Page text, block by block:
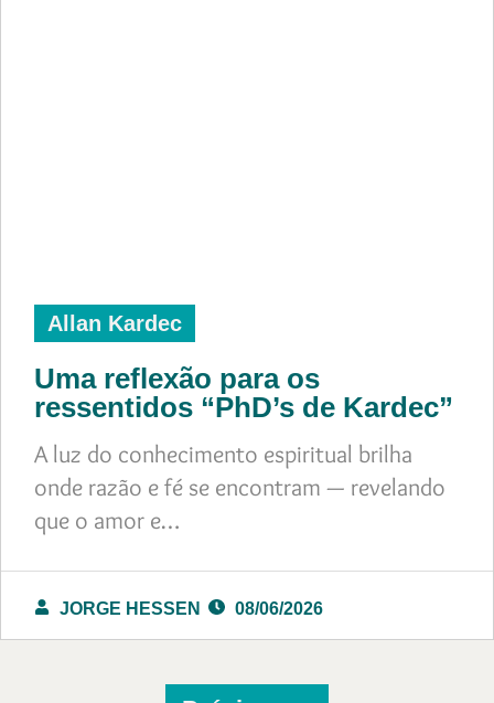
Allan Kardec
Uma reflexão para os
ressentidos “PhD’s de Kardec”
A luz do conhecimento espiritual brilha
onde razão e fé se encontram — revelando
que o amor e…
JORGE HESSEN 08/06/2026